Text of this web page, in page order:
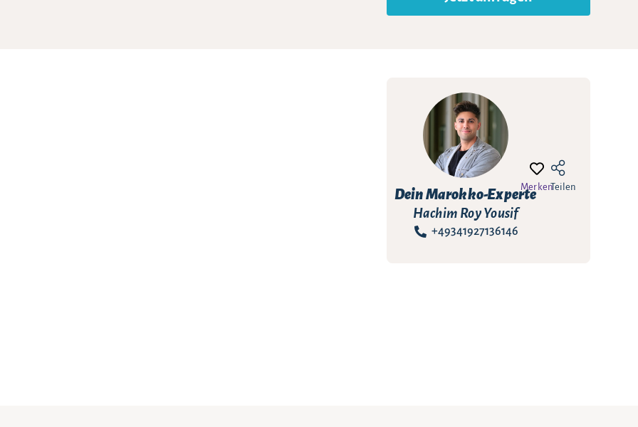
Dein Marokko-Experte
Hachim Roy Yousif
+49341927136146
MerkenTeilen